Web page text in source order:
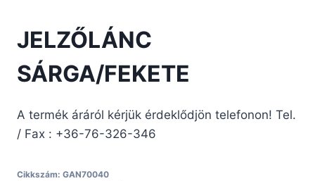
JELZŐLÁNC
SÁRGA/FEKETE
A termék áráról kérjük érdeklődjön telefonon! Tel.
/ Fax : +36-76-326-346
Cikkszám: GAN70040